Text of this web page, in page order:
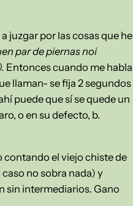
juzgar por las cosas que he
par de piernas noi
Entonces cuando me habla
llaman- se fija 2 segundos
puede que sí se quede un
o en su defecto, b.
contando el viejo chiste de
no sobra nada) y
sin intermediarios. Gano